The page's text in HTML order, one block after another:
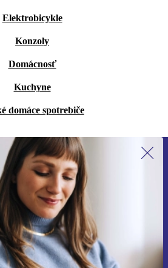
Elektrobicykle
Konzoly
Domácnosť
Kuchyne
domáce spotrebiče
sa prvýkrát na newsletter!
nezmeškajte ponuku.
Zaregistrovať sa